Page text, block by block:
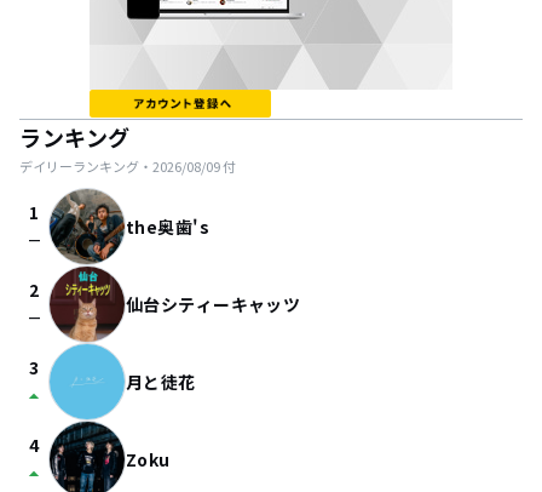
ランキング
デイリーランキング・ 2026/08/09付
1
check_indeterminate_small the奥歯's
2
check_indeterminate_small 仙台シティーキャッツ
3
arrow_drop_up 月と徒花
4
arrow_drop_up Zoku